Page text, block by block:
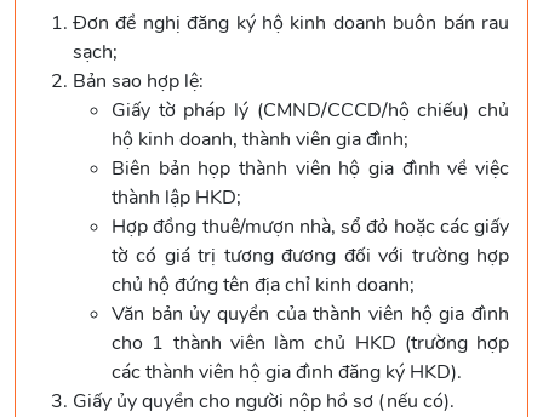
Đơn đề nghị đăng ký hộ kinh doanh buôn bán rau
sạch;
Bản sao hợp lệ:
Giấy tờ pháp lý (CMND/CCCD/hộ chiếu) chủ
hộ kinh doanh, thành viên gia đình;
Biên bản họp thành viên hộ gia đình về việc
thành lập HKD;
Hợp đồng thuê/mượn nhà, sổ đỏ hoặc các giấy
tờ có giá trị tương đương đối với trường hợp
chủ hộ đứng tên địa chỉ kinh doanh;
Văn bản ủy quyền của thành viên hộ gia đình
cho 1 thành viên làm chủ HKD (trường hợp
các thành viên hộ gia đình đăng ký HKD).
Giấy ủy quyền cho người nộp hồ sơ (nếu có).